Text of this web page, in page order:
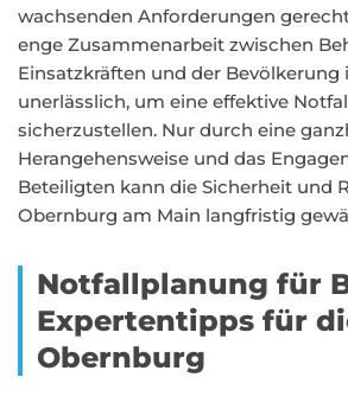
wachsenden Anforderungen
enge Zusammenarbeit zwischen
Einsatzkräften und der Bevölkerung
unerlässlich, um eine effektive
sicherzustellen. Nur durch eine
Herangehensweise und das
Beteiligten kann die Sicherheit und
Obernburg am Main langfristig
Notfallplanung für
Expertentipps für
Obernburg